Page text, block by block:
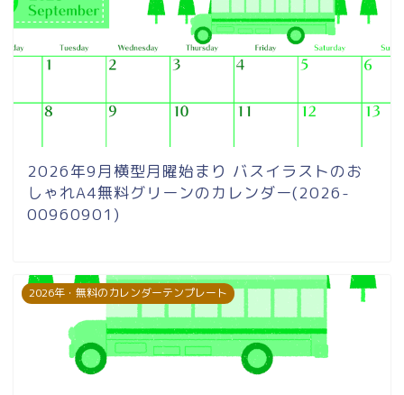
2026年9月横型月曜始まり バスイラストのお
しゃれA4無料グリーンのカレンダー(2026-
00960901)
2026年・無料のカレンダーテンプレート